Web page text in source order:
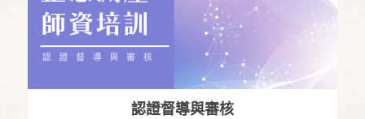
認證督導與審核